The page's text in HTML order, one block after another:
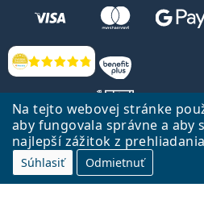
Na tejto webovej stránke
aby fungovala správne a aby
najlepší zážitok z
Súhlasiť Odmietnuť
Hodnotenia
Späť na Úvodnu stránku
Lentiamo.sk vlastní a prevádzkuje